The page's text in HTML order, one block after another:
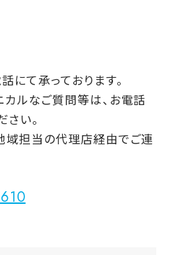
にて承っております。
カルなご質問等は、お電話
い。
域担当の代理店経由でご連